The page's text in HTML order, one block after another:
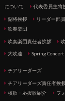
について
代表委員主将
副将挨拶 リーダー部
吹奏楽団
吹奏楽団責任者挨拶
大吹連 Spring Concert
チアリーダーズ
チアリーダーズ責任者挨
校歌・応援歌紹介
フ